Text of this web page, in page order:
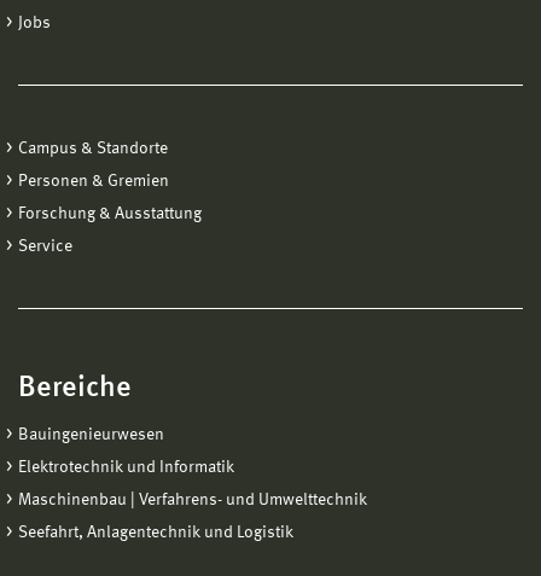
Jobs
Campus & Standorte
Personen & Gremien
Forschung & Ausstattung
Service
Bereiche
Bauingenieurwesen
Elektrotechnik und Informatik
Maschinenbau | Verfahrens- und Umwelttechnik
Seefahrt, Anlagentechnik und Logistik